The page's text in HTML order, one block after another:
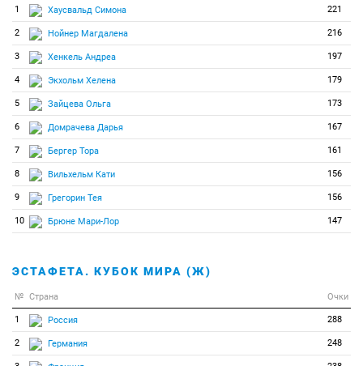
1 Хаусвальд Симона 221
2 Нойнер Магдалена 216
3 Хенкель Андреа 197
4 Экхольм Хелена 179
5 Зайцева Ольга 173
6 Домрачева Дарья 167
7 Бергер Тора 161
8 Вильхельм Кати 156
9 Грегорин Тея 156
10 Брюне Мари-Лор 147
ЭСТАФЕТА. КУБОК МИРА (Ж)
№ Страна Очки
1 Россия 288
2 Германия 248